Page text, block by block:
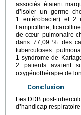
associés étaient
d’isoler un germe
1 entérobacter) et
l’ampicilline,
de cœur pulmonaire
dans 77,09 % des
tuberculoses
1 syndrome de
2 patients avaient
oxygénothérapie de
Conclusion
Les DDB post-
d’handicap